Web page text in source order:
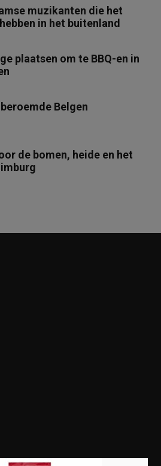
muzikanten die het
in het buitenland
plaatsen om te BBQ-en in
Belgen
de bomen, heide en het